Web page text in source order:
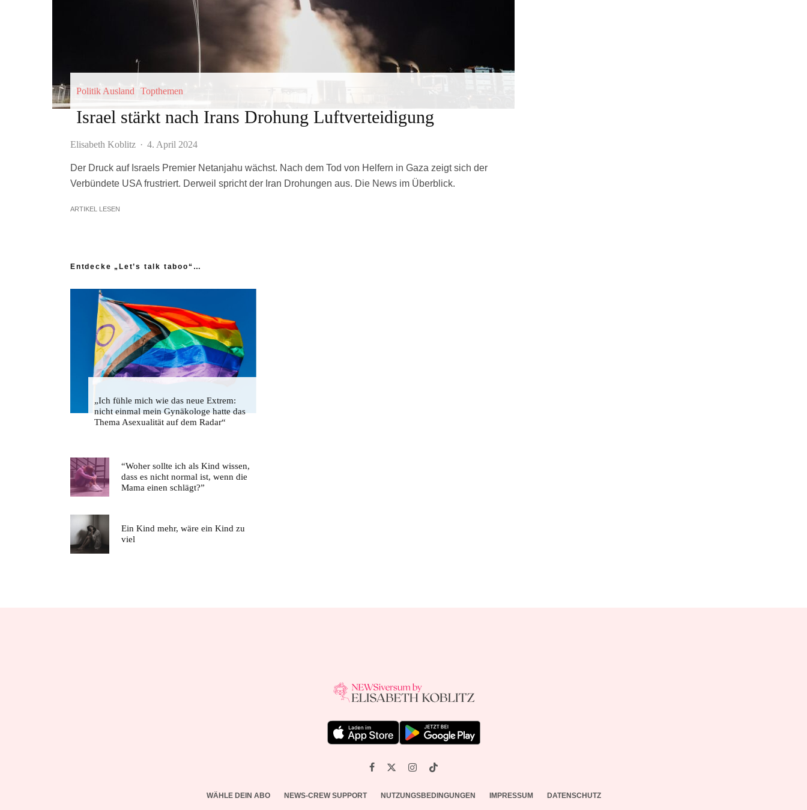
Politik Ausland Topthemen
Israel stärkt nach Irans Drohung Luftverteidigung
Elisabeth Koblitz · 4. April 2024
Der Druck auf Israels Premier Netanjahu wächst. Nach dem Tod von Helfern in Gaza zeigt sich der
Verbündete USA frustriert. Derweil spricht der Iran Drohungen aus. Die News im Überblick.
ARTIKEL LESEN
Entdecke „Let’s talk taboo“…
„Ich fühle mich wie das neue Extrem:
nicht einmal mein Gynäkologe hatte das
Thema Asexualität auf dem Radar“
“Woher sollte ich als Kind wissen,
dass es nicht normal ist, wenn die
Mama einen schlägt?”
Ein Kind mehr, wäre ein Kind zu
viel
WÄHLE DEIN ABO NEWS-CREW SUPPORT NUTZUNGSBEDINGUNGEN IMPRESSUM DATENSCHUTZ